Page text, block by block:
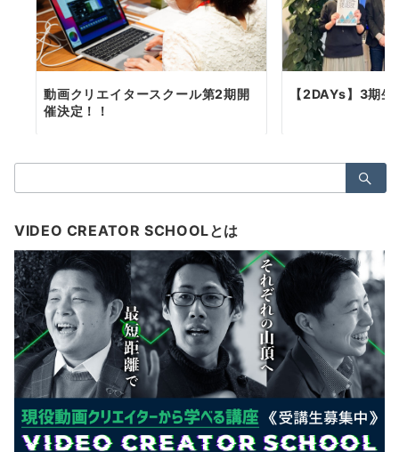
動画クリエイタースクール第2期開
催決定！！
【2DAYs】3期
索：
VIDEO CREATOR SCHOOLとは